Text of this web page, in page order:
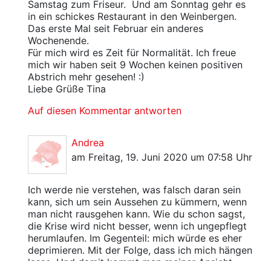
Samstag zum Friseur. Und am Sonntag gehr es
in ein schickes Restaurant in den Weinbergen.
Das erste Mal seit Februar ein anderes
Wochenende.
Für mich wird es Zeit für Normalität. Ich freue
mich wir haben seit 9 Wochen keinen positiven
Abstrich mehr gesehen! :)
Liebe Grüße Tina
Auf diesen Kommentar antworten
Andrea
am Freitag, 19. Juni 2020 um 07:58 Uhr
Ich werde nie verstehen, was falsch daran sein
kann, sich um sein Aussehen zu kümmern, wenn
man nicht rausgehen kann. Wie du schon sagst,
die Krise wird nicht besser, wenn ich ungepflegt
herumlaufen. Im Gegenteil: mich würde es eher
deprimieren. Mit der Folge, dass ich mich hängen